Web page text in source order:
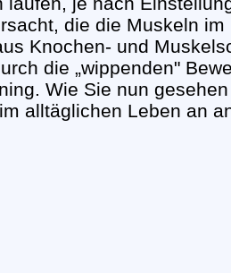
die die Muskeln
Knochen- und
die „wippenden"
Wie Sie nun
alltäglichen Leben an